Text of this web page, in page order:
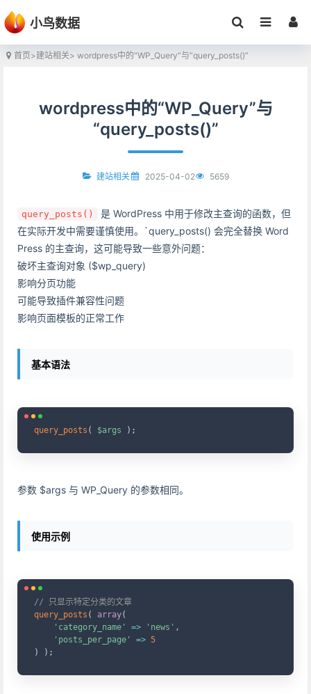
小鸟数据
首页>建站相关> wordpress中的“WP_Query”与“query_posts()”
wordpress中的“WP_Query”与
“query_posts()”
建站相关 2025-04-02 5659
query_posts()
是 WordPress 中用于修改主查询的函数，但
在实际开发中需要谨慎使用。`query_posts() 会完全替换 Word
Press 的主查询，这可能导致一些意外问题：
破坏主查询对象 ($wp_query)
影响分页功能
可能导致插件兼容性问题
影响页面模板的正常工作
基本语法
query_posts ( $args ) ;
参数 $args 与 WP_Query 的参数相同。
使用示例
// 只显示特定分类的文章
query_posts ( array(
'category_name'
=> 'news' ,
'posts_per_page'
=> 5
)
) ;